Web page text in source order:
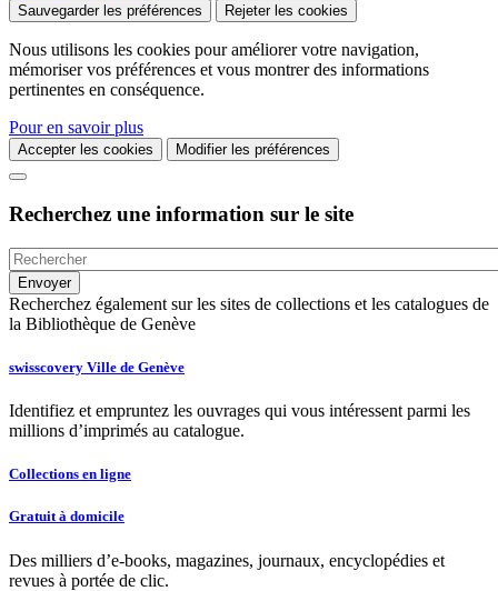
Sauvegarder les préférences Rejeter les cookies
Nous utilisons les cookies pour améliorer votre navigation,
mémoriser vos préférences et vous montrer des informations
pertinentes en conséquence.
Pour en savoir plus
Accepter les cookies Modifier les préférences
Recherchez une information sur le site
Recherchez également sur les sites de collections et les catalogues de
la Bibliothèque de Genève
swisscovery Ville de Genève
Identifiez et empruntez les ouvrages qui vous intéressent parmi les
millions d’imprimés au catalogue.
Collections en ligne
Gratuit à domicile
Des milliers d’e-books, magazines, journaux, encyclopédies et
revues à portée de clic.